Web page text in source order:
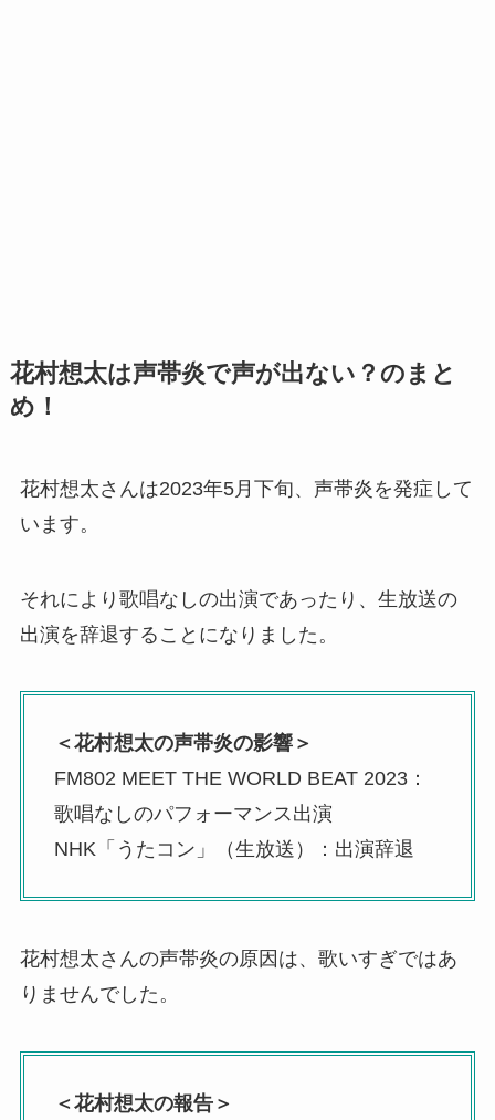
花村想太は声帯炎で声が出ない？のまと
め！
花村想太さんは2023年5月下旬、声帯炎を発症して
います。
それにより歌唱なしの出演であったり、生放送の
出演を辞退することになりました。
＜花村想太の声帯炎の影響＞
FM802 MEET THE WORLD BEAT 2023：
歌唱なしのパフォーマンス出演
NHK「うたコン」（生放送）：出演辞退
花村想太さんの声帯炎の原因は、歌いすぎではあ
りませんでした。
＜花村想太の報告＞